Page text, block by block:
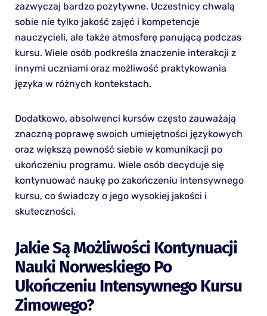
zazwyczaj bardzo pozytywne. Uczestnicy chwalą
sobie nie tylko jakość zajęć i kompetencje
nauczycieli, ale także atmosferę panującą podczas
kursu. Wiele osób podkreśla znaczenie interakcji z
innymi uczniami oraz możliwość praktykowania
języka w różnych kontekstach.
Dodatkowo, absolwenci kursów często zauważają
znaczną poprawę swoich umiejętności językowych
oraz większą pewność siebie w komunikacji po
ukończeniu programu. Wiele osób decyduje się
kontynuować naukę po zakończeniu intensywnego
kursu, co świadczy o jego wysokiej jakości i
skuteczności.
Jakie Są Możliwości Kontynuacji
Nauki Norweskiego Po
Ukończeniu Intensywnego Kursu
Zimowego?